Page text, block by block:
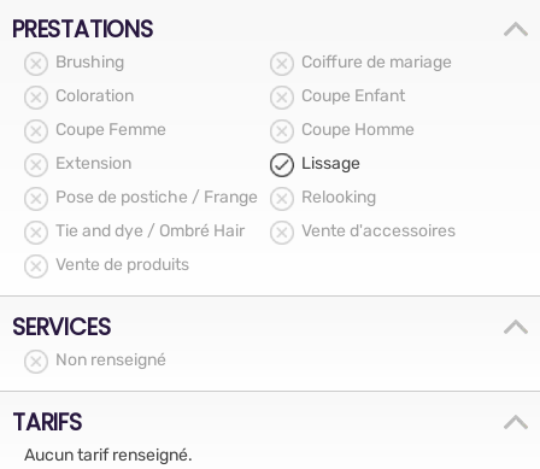
PRESTATIONS
Brushing
Coiffure de mariage
Coloration
Coupe Enfant
Coupe Femme
Coupe Homme
Extension
Lissage
Pose de postiche / Frange
Relooking
Tie and dye / Ombré Hair
Vente d'accessoires
Vente de produits
SERVICES
Non renseigné
TARIFS
Aucun tarif renseigné.